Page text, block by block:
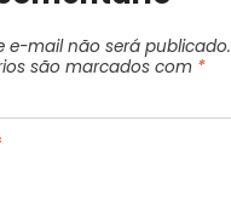
e-mail não será publicado.
são marcados com *